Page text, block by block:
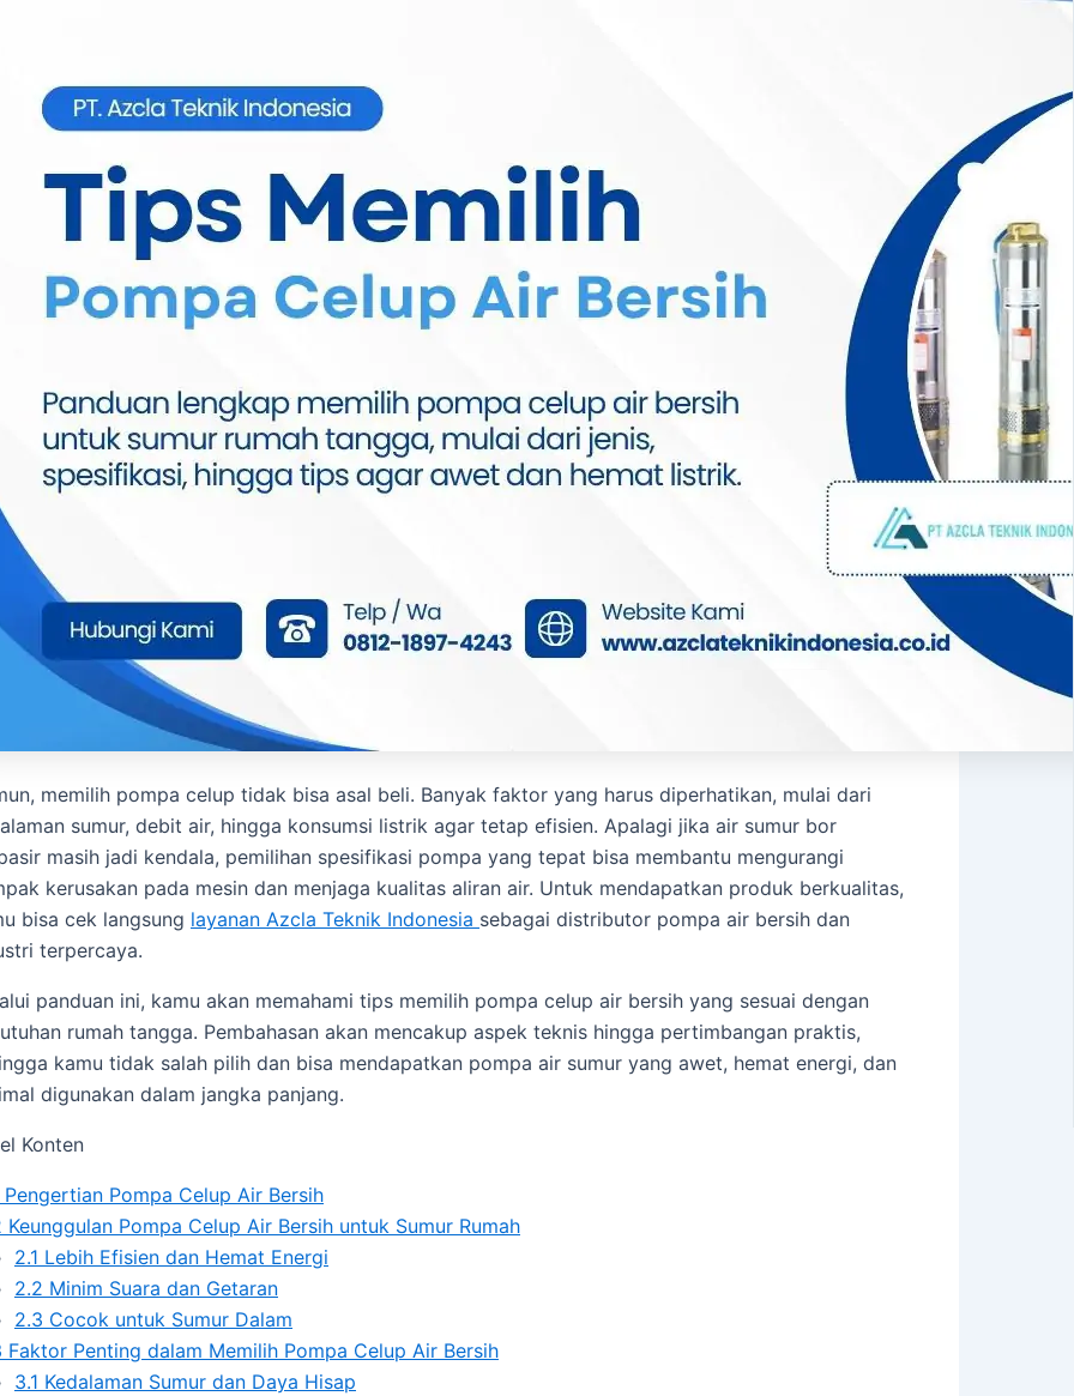
memilih pompa celup tidak bisa asal beli. Banyak faktor yang harus diperhatikan, mulai dari
sumur, debit air, hingga konsumsi listrik agar tetap efisien. Apalagi jika air sumur bor
masih jadi kendala, pemilihan spesifikasi pompa yang tepat bisa membantu mengurangi
kerusakan pada mesin dan menjaga kualitas aliran air. Untuk mendapatkan produk berkualitas,
bisa cek langsung layanan Azcla Teknik Indonesia sebagai distributor pompa air bersih dan
terpercaya.
panduan ini, kamu akan memahami tips memilih pompa celup air bersih yang sesuai dengan
rumah tangga. Pembahasan akan mencakup aspek teknis hingga pertimbangan praktis,
kamu tidak salah pilih dan bisa mendapatkan pompa air sumur yang awet, hemat energi, dan
digunakan dalam jangka panjang.
Konten
Pengertian Pompa Celup Air Bersih
Keunggulan Pompa Celup Air Bersih untuk Sumur Rumah
2.1 Lebih Efisien dan Hemat Energi
2.2 Minim Suara dan Getaran
2.3 Cocok untuk Sumur Dalam
Faktor Penting dalam Memilih Pompa Celup Air Bersih
3.1 Kedalaman Sumur dan Daya Hisap